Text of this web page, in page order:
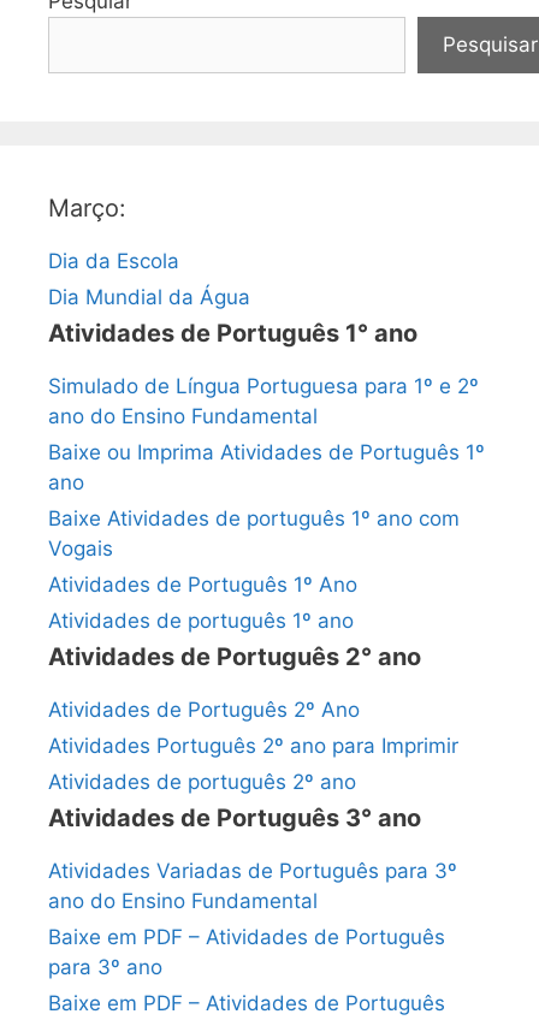
Pesquisar
Março:
Dia da Escola
Dia Mundial da Água
Atividades de Português 1° ano
Simulado de Língua Portuguesa para 1º e 2º
ano do Ensino Fundamental
Baixe ou Imprima Atividades de Português 1º
ano
Baixe Atividades de português 1º ano com
Vogais
Atividades de Português 1º Ano
Atividades de português 1º ano
Atividades de Português 2° ano
Atividades de Português 2º Ano
Atividades Português 2º ano para Imprimir
Atividades de português 2º ano
Atividades de Português 3° ano
Atividades Variadas de Português para 3º
ano do Ensino Fundamental
Baixe em PDF – Atividades de Português
para 3º ano
Baixe em PDF – Atividades de Português